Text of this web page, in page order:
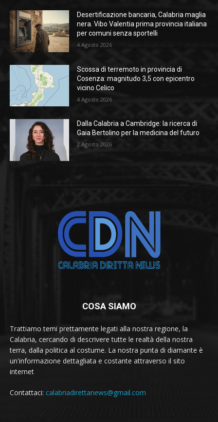
Desertificazione bancaria, Calabria maglia
nera. Vibo Valentia prima provincia italiana
per comuni senza sportelli
4 Agosto 2026
Scossa di terremoto in provincia di
Cosenza: magnitudo 3,5 con epicentro
vicino Celico
4 Agosto 2026
Dalla Calabria a Cambridge: la ricerca di
Gaia Bertolino per la medicina del futuro
2 Agosto 2026
COSA SIAMO
Trattiamo temi prettamente legati alla nostra regione, la
Calabria, cercando di descrivere tutte le realtà della nostra
terra, dalla politica al costume. La nostra punta di diamante è
un'informazione dettagliata e costante attraverso il sito
internet
Contattaci: calabriadirettanews@gmail.com